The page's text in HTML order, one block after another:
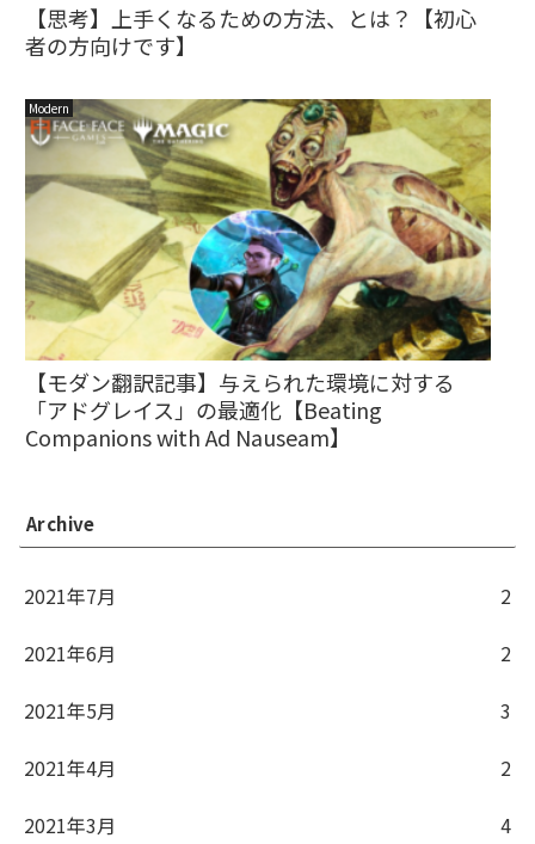
【思考】上手くなるための方法、とは？【初心
者の方向けです】
Modern
【モダン翻訳記事】与えられた環境に対する
「アドグレイス」の最適化【Beating
Companions with Ad Nauseam】
Archive
2021年7月
2
2021年6月
2
2021年5月
3
2021年4月
2
2021年3月
4